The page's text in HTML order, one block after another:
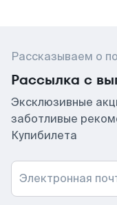
Рассказываем о
Рассылка с
Эксклюзивные
заботливые
Купибилета
Электронная